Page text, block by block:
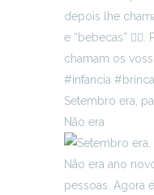
Setembro era,
Não era